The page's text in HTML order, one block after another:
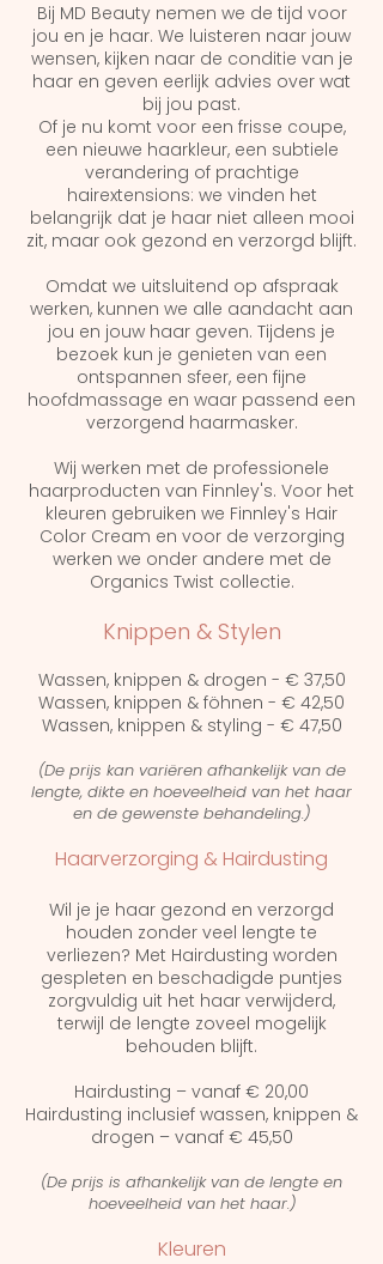
Bij MD Beauty nemen we de tijd voor
jou en je haar. We luisteren naar jouw
wensen, kijken naar de conditie van je
haar en geven eerlijk advies over wat
bij jou past.
Of je nu komt voor een frisse coupe,
een nieuwe haarkleur, een subtiele
verandering of prachtige
hairextensions: we vinden het
belangrijk dat je haar niet alleen mooi
zit, maar ook gezond en verzorgd blijft.
Omdat we uitsluitend op afspraak
werken, kunnen we alle aandacht aan
jou en jouw haar geven. Tijdens je
bezoek kun je genieten van een
ontspannen sfeer, een fijne
hoofdmassage en waar passend een
verzorgend haarmasker.
Wij werken met de professionele
haarproducten van Finnley's. Voor het
kleuren gebruiken we Finnley's Hair
Color Cream en voor de verzorging
werken we onder andere met de
Organics Twist collectie.
Knippen & Stylen
Wassen, knippen & drogen - € 37,50
Wassen, knippen & föhnen - € 42,50
Wassen, knippen & styling - € 47,50
(De prijs kan variëren afhankelijk van de
lengte, dikte en hoeveelheid van het haar
en de gewenste behandeling.)
Haarverzorging & Hairdusting
Wil je je haar gezond en verzorgd
houden zonder veel lengte te
verliezen? Met Hairdusting worden
gespleten en beschadigde puntjes
zorgvuldig uit het haar verwijderd,
terwijl de lengte zoveel mogelijk
behouden blijft.
Hairdusting – vanaf € 20,00
Hairdusting inclusief wassen, knippen &
drogen – vanaf € 45,50
(De prijs is afhankelijk van de lengte en
hoeveelheid van het haar.)
Kleuren